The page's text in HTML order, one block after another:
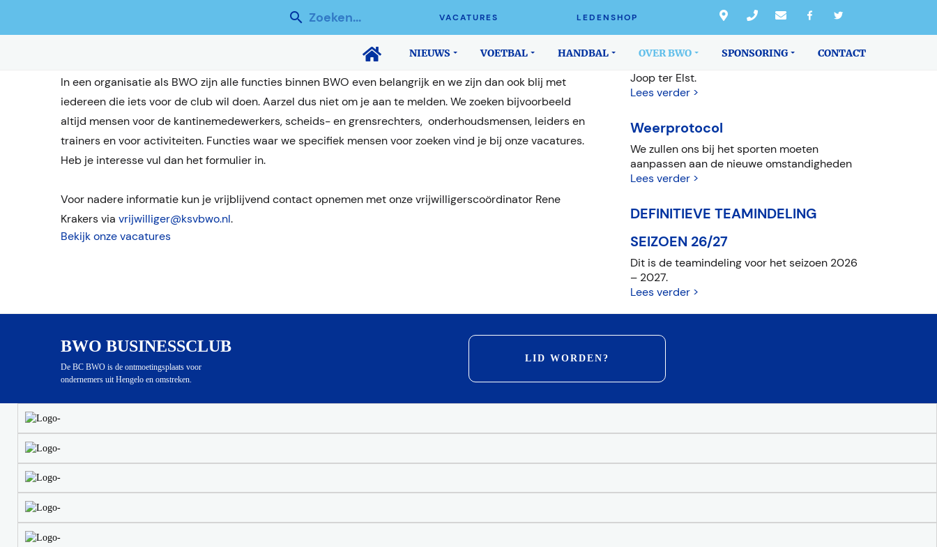
VACATURES LEDENSHOP
NIEUWS VOETBAL HANDBAL OVER BWO SPONSORING CONTACT
nieuwe vrijwilligers die een bijdrage willen leveren aan onze mooie club.
In een organisatie als BWO zijn alle functies binnen BWO even belangrijk en we zijn dan ook blij met
iedereen die iets voor de club wil doen. Aarzel dus niet om je aan te melden. We zoeken bijvoorbeeld
altijd mensen voor de kantinemedewerkers, scheids- en grensrechters, onderhoudsmensen, leiders en
trainers en voor activiteiten. Functies waar we specifiek mensen voor zoeken vind je bij onze vacatures.
Heb je interesse vul dan het formulier in.
Voor nadere informatie kun je vrijblijvend contact opnemen met onze vrijwilligerscoördinator Rene
Krakers via vrijwilliger@ksvbwo.nl.
Bekijk onze vacatures
LAATSTE NIEUWS
Joop ter Elst.
Lees verder >
Weerprotocol
We zullen ons bij het sporten moeten
aanpassen aan de nieuwe omstandigheden
Lees verder >
DEFINITIEVE TEAMINDELING
SEIZOEN 26/27
Dit is de teamindeling voor het seizoen 2026
– 2027.
Lees verder >
BWO BUSINESSCLUB
De BC BWO is de ontmoetingsplaats voor
ondernemers uit Hengelo en omstreken.
LID WORDEN?